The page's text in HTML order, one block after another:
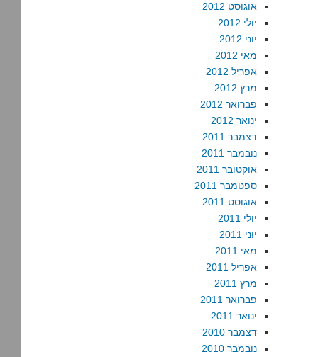
אוגוסט 2012
יולי 2012
יוני 2012
מאי 2012
אפריל 2012
מרץ 2012
פברואר 2012
ינואר 2012
דצמבר 2011
נובמבר 2011
אוקטובר 2011
ספטמבר 2011
אוגוסט 2011
יולי 2011
יוני 2011
מאי 2011
אפריל 2011
מרץ 2011
פברואר 2011
ינואר 2011
דצמבר 2010
נובמבר 2010